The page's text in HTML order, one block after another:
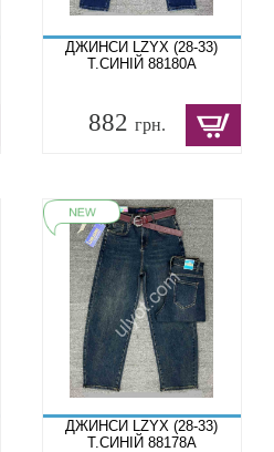
ДЖИНСИ LZYX (28-33)
Т.СИНІЙ 88180A
882грн.
ДЖИНСИ LZYX (28-33)
Т.СИНІЙ 88178A